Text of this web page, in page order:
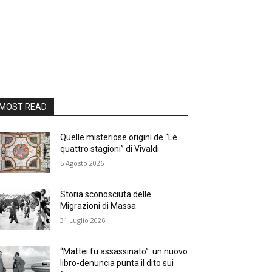
READ
Quelle misteriose origini de “Le
quattro stagioni” di Vivaldi
5 Agosto 2026
Storia sconosciuta delle
Migrazioni di Massa
31 Luglio 2026
“Mattei fu assassinato”: un nuovo
libro-denuncia punta il dito sui